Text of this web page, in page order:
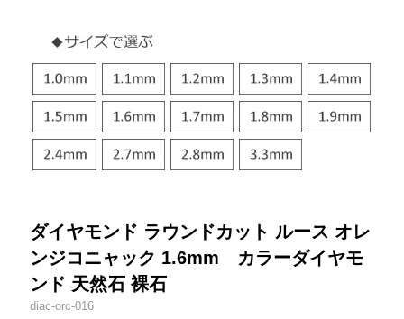
ダイヤモンド ラウンドカット ルース オレ
ンジコニャック 1.6mm カラーダイヤモ
ンド 天然石 裸石
diac-orc-016